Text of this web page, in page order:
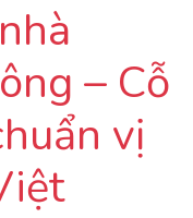
– Cỗ
vị